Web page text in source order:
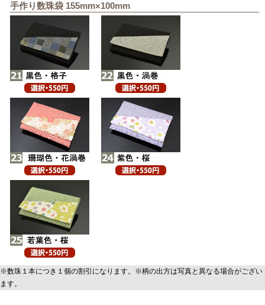
手作り数珠袋 155mm×100mm
※数珠１本につき１個の割引になります。※柄の出方は写真と異なる場合がござい
ます。